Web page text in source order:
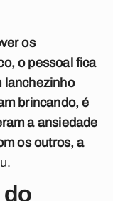
os
o pessoal fica
lanchezinho
brincando, é
a ansiedade
os outros, a
do